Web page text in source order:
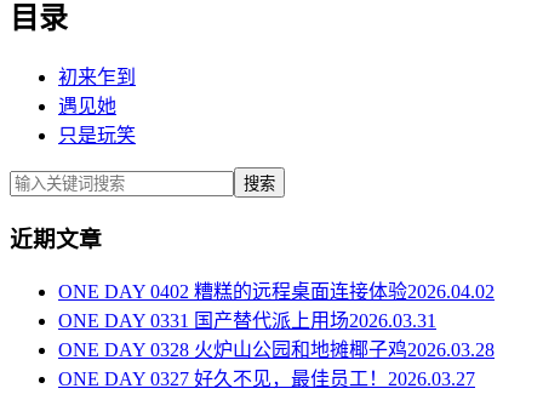
目录
初来乍到
遇见她
只是玩笑
搜索
近期文章
ONE DAY 0402 糟糕的远程桌面连接体验2026.04.02
ONE DAY 0331 国产替代派上用场2026.03.31
ONE DAY 0328 火炉山公园和地摊椰子鸡2026.03.28
ONE DAY 0327 好久不见，最佳员工！ 2026.03.27